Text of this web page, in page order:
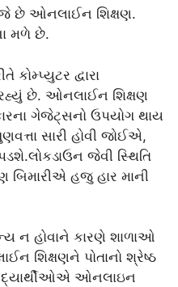
છે ઓનલાઈન શિક્ષણ.
મળે છે.
કોમ્પ્યુટર દ્વારા
છે. ઓનલાઈન શિક્ષણ
ગેજેટ્સનો ઉપયોગ થાય
સારી હોવી જોઈએ,
જેવી સ્થિતિ
બિમારીએ હજુ હાર માની
ન હોવાને કારણે શાળાઓ
શિક્ષણને પોતાનો શ્રેષ્ઠ
ઓનલાઇન